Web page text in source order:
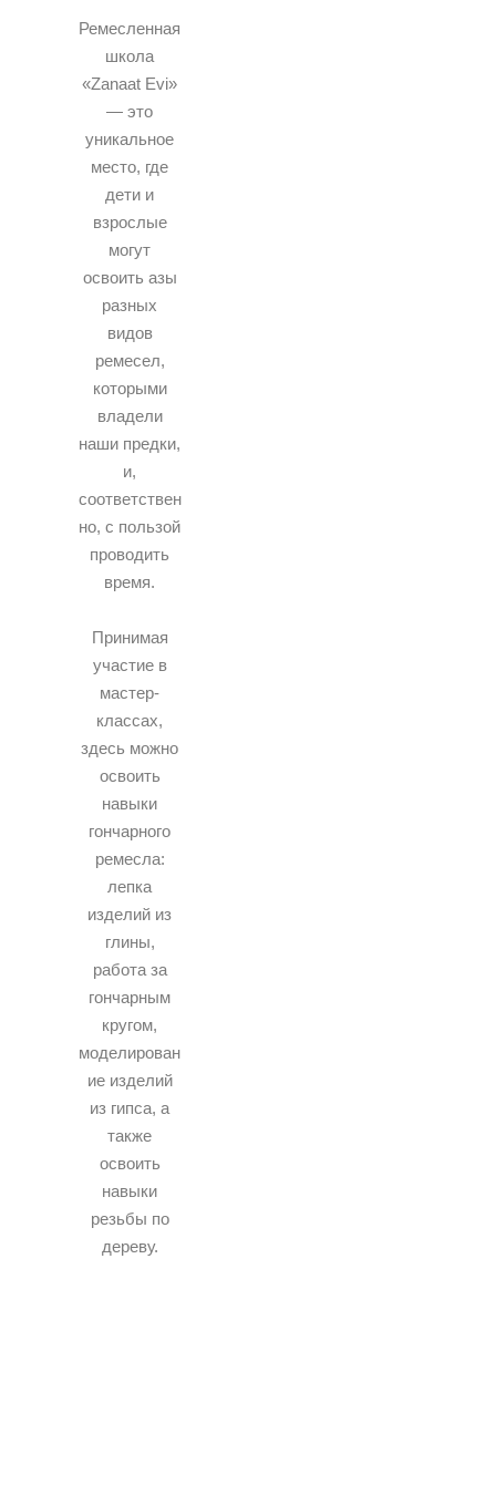
Ремесленная
школа
«Zanaat Evi»
— это
уникальное
место, где
дети и
взрослые
могут
освоить азы
разных
видов
ремесел,
которыми
владели
наши предки,
и,
соответствен
но, с пользой
проводить
время.
Принимая
участие в
мастер-
классах,
здесь можно
освоить
навыки
гончарного
ремесла:
лепка
изделий из
глины,
работа за
гончарным
кругом,
моделирован
ие изделий
из гипса, а
также
освоить
навыки
резьбы по
дереву.